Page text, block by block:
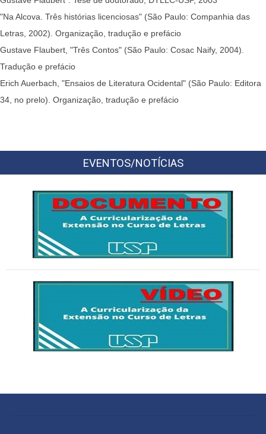
"Na Alcova. Três histórias licenciosas" (São Paulo: Companhia das
Letras, 2002). Organização, tradução e prefácio
Gustave Flaubert, "Três Contos" (São Paulo: Cosac Naify, 2004).
Tradução e prefácio
Erich Auerbach, "Ensaios de Literatura Ocidental" (São Paulo: Editora
34, no prelo). Organização, tradução e prefácio
EVENTOS/NOTÍCIAS